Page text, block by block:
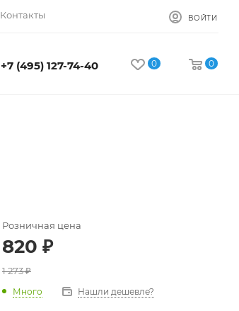
Контакты ВОЙТИ
+7 (495) 127-74-40 0 0
Розничная цена
820 ₽
1 273₽
Много Нашли дешевле?